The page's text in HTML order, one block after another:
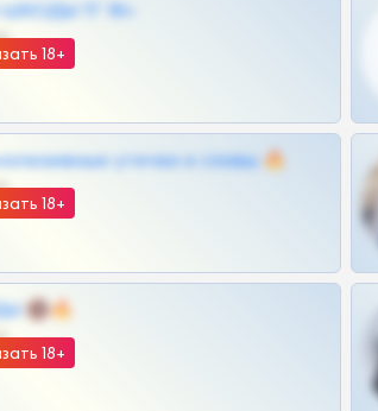
18+
ТГ 18+
@VIPARHIVS55BOT
18+
утечки и сливы 🔥
@OPLATAPODPSK1BOT
18+
🔞🔥
@OPLATAPODPSK1BOT